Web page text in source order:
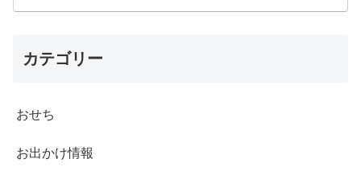
カテゴリー
おせち
お出かけ情報